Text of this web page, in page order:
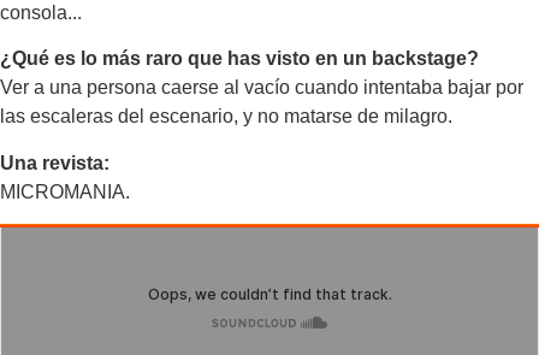
consola...
¿Qué es lo más raro que has visto en un backstage?
Ver a una persona caerse al vacío cuando intentaba bajar por
las escaleras del escenario, y no matarse de milagro.
Una revista:
MICROMANIA.